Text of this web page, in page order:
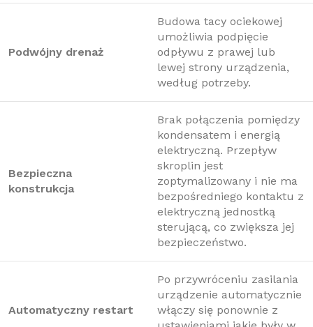
Podwójny drenaż
Budowa tacy ociekowej
umożliwia podpięcie
odpływu z prawej lub
lewej strony urządzenia,
według potrzeby.
Bezpieczna
konstrukcja
Brak połączenia pomiędzy
kondensatem i energią
elektryczną. Przepływ
skroplin jest
zoptymalizowany i nie ma
bezpośredniego kontaktu z
elektryczną jednostką
sterującą, co zwiększa jej
bezpieczeństwo.
Automatyczny restart
Po przywróceniu zasilania
urządzenie automatycznie
włączy się ponownie z